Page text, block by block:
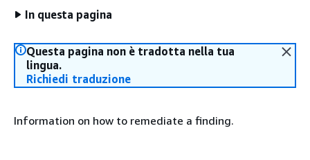
In questa pagina
Questa pagina non è tradotta nella tua
lingua.
Richiedi traduzione
Information on how to remediate a finding.